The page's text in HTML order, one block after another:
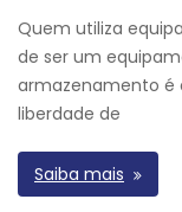
Quem utiliza
de ser um
armazenamento é
liberdade de
Saiba mais